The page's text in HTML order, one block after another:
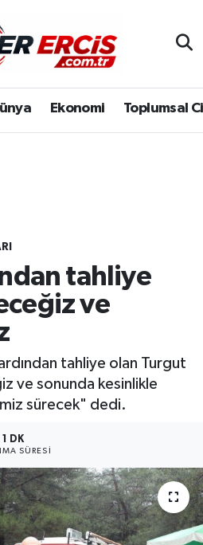
Ekonomi Toplumsal
tahliye
ve
tahliye olan Turgut
ve sonunda kesinlikle
sürecek" dedi.
1 DK
SÜRESI